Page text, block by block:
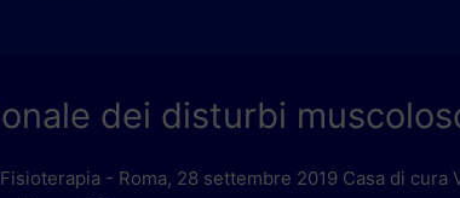
dei disturbi
- Roma, 28 settembre 2019 Casa di cura